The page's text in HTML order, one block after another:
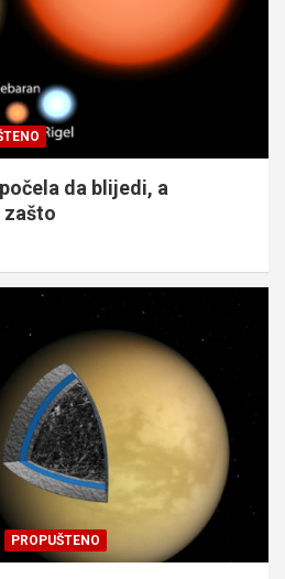
da blijedi, a
zašto
PROPUŠTENO